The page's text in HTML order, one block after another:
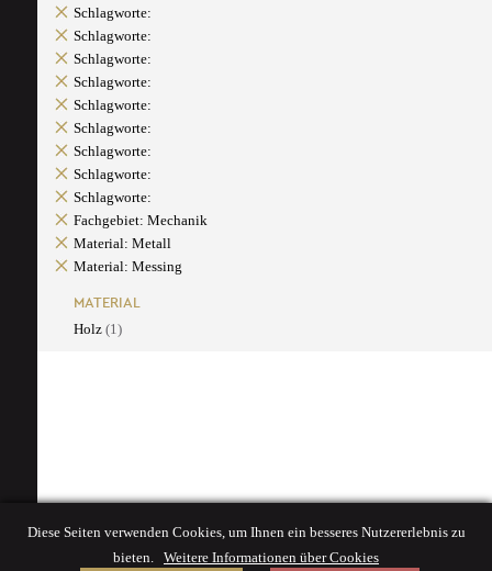
Schlagworte:
Schlagworte:
Schlagworte:
Schlagworte:
Schlagworte:
Schlagworte:
Schlagworte:
Schlagworte:
Schlagworte:
Fachgebiet: Mechanik
Material: Metall
Material: Messing
MATERIAL
Holz (1)
Diese Seiten verwenden Cookies, um Ihnen ein besseres Nutzererlebnis zu
bieten. Weitere Informationen über Cookies